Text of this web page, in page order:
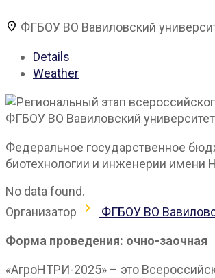
ФГБОУ ВО Вавиловский
Details
Weather
ФГБОУ ВО Вавиловский
Федеральное государственное
биотехнологии и инженерии имени
No data found.
Организатор
ФГБОУ ВО
Форма проведения: очно-заочная
«АгроНТРИ-2025» – это